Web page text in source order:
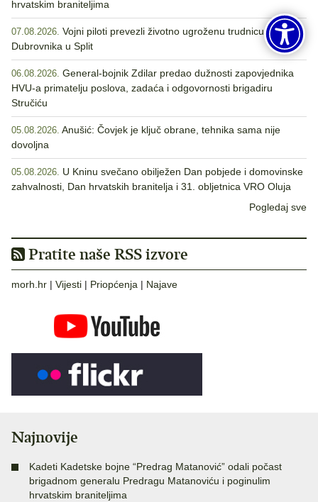
hrvatskim braniteljima
07.08.2026. Vojni piloti prevezli životno ugroženu trudnicu iz
Dubrovnika u Split
06.08.2026. General-bojnik Zdilar predao dužnosti zapovjednika
HVU-a primatelju poslova, zadaća i odgovornosti brigadiru
Stručiću
05.08.2026. Anušić: Čovjek je ključ obrane, tehnika sama nije
dovoljna
05.08.2026. U Kninu svečano obilježen Dan pobjede i domovinske
zahvalnosti, Dan hrvatskih branitelja i 31. obljetnica VRO Oluja
Pogledaj sve
Pratite naše RSS izvore
morh.hr | Vijesti | Priopćenja | Najave
Najnovije
Kadeti Kadetske bojne “Predrag Matanović” odali počast
brigadnom generalu Predragu Matanoviću i poginulim
hrvatskim braniteljima